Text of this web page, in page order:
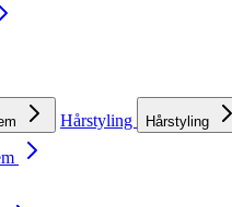
Hårstyling Hårstyling